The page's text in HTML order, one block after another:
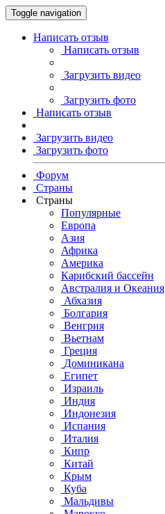
Toggle navigation
Написать отзыв
Написать отзыв
Загрузить видео
Загрузить фото
Написать отзыв
Загрузить видео
Загрузить фото
Форум
Страны
Страны
Популярные
Европа
Азия
Африка
Америка
Карибский бассейн
Австралия и Океания
Абхазия
Болгария
Венгрия
Вьетнам
Греция
Доминикана
Египет
Израиль
Индия
Индонезия
Испания
Италия
Кипр
Китай
Крым
Куба
Мальдивы